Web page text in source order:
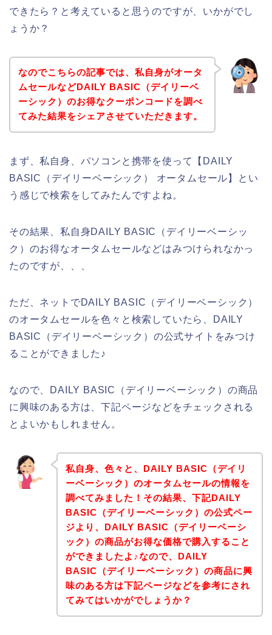
できたら？と考えていると思うのですが、いかがでし
ょうか？
なのでこちらの記事では、私自身がオータ
ムセールなどDAILY BASIC（デイリーベ
ーシック）のお得なクーポンコードを調べ
てみた結果をシェアさせていただきます。
まず、私自身、パソコンと携帯を使って【DAILY
BASIC（デイリーベーシック） オータムセール】とい
う感じで検索をしてみたんですよね。
その結果、私自身DAILY BASIC（デイリーベーシッ
ク）のお得なオータムセールなどはみつけられなかっ
たのですが、、、
ただ、ネットでDAILY BASIC（デイリーベーシック）
のオータムセールを色々と検索していたら、DAILY
BASIC（デイリーベーシック）の公式サイトをみつけ
ることができました♪
なので、DAILY BASIC（デイリーベーシック）の商品
に興味のある方は、下記ページなどをチェックされる
とよいかもしれません。
私自身、色々と、DAILY BASIC（デイリ
ーベーシック）のオータムセールの情報を
調べてみました！その結果、下記DAILY
BASIC（デイリーベーシック）の公式ペー
ジより、DAILY BASIC（デイリーベーシ
ック）の商品がお得な価格で購入すること
ができましたよ♪なので、DAILY
BASIC（デイリーベーシック）の商品に興
味のある方は下記ページなどを参考にされ
てみてはいかがでしょうか？